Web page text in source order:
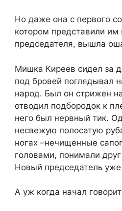
Но даже она с первого
котором представили им
председателя, вышла
Мишка Киреев сидел за
под бровей поглядывал
народ. Был он стрижен
отводил подбородок к
него был нервный тик.
несвежую полосатую
ногах –нечищенные
головами, понимали
Новый председатель
А уж когда начал